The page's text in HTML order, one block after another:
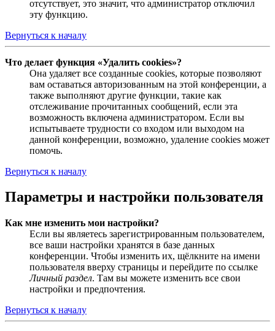
отсутствует, это значит, что администратор отключил
эту функцию.
Вернуться к началу
Что делает функция «Удалить cookies»?
Она удаляет все созданные cookies, которые позволяют
вам оставаться авторизованным на этой конференции, а
также выполняют другие функции, такие как
отслеживание прочитанных сообщений, если эта
возможность включена администратором. Если вы
испытываете трудности со входом или выходом на
данной конференции, возможно, удаление cookies может
помочь.
Вернуться к началу
Параметры и настройки пользователя
Как мне изменить мои настройки?
Если вы являетесь зарегистрированным пользователем,
все ваши настройки хранятся в базе данных
конференции. Чтобы изменить их, щёлкните на имени
пользователя вверху страницы и перейдите по ссылке
Личный раздел. Там вы можете изменить все свои
настройки и предпочтения.
Вернуться к началу